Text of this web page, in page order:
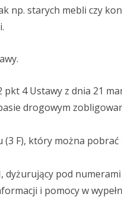
np. starych mebli czy
4 Ustawy z dnia 21
drogowym
(3 F), który można
pod
i pomocy w